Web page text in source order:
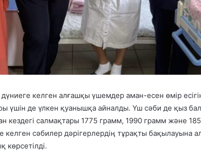
дүниеге келген алғашқы үшемдер аман-есен өмір
үшін де үлкен қуанышқа айналды. Үш сәби де қыз
кездегі салмақтары 1775 грамм, 1990 грамм және
келген сәбилер дәрігерлердің тұрақты бақылауына
көрсетілді.